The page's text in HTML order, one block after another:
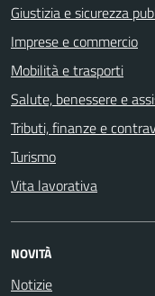
Giustizia e sicurezza
Imprese e commercio
Mobilità e trasporti
Salute, benessere e
Tributi, finanze e
Turismo
Vita lavorativa
NOVITÀ
Notizie